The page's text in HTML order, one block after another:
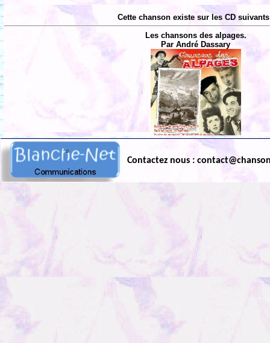
Cette chanson existe sur les CD
Les chansons des alpages.
Par André Dassary
Contactez nous :